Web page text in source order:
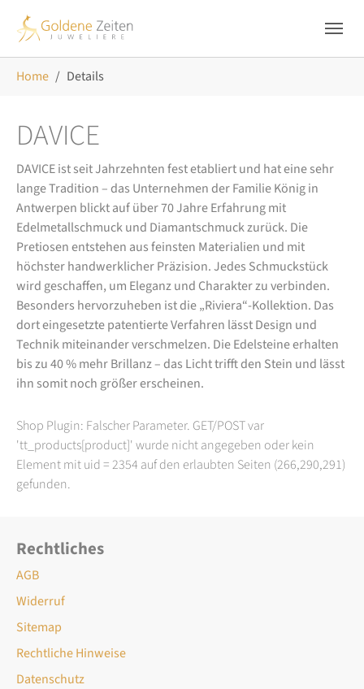
Home Details
DAVICE
DAVICE ist seit Jahrzehnten fest etabliert und hat eine sehr
lange Tradition – das Unternehmen der Familie König in
Antwerpen blickt auf über 70 Jahre Erfahrung mit
Edelmetallschmuck und Diamantschmuck zurück. Die
Pretiosen entstehen aus feinsten Materialien und mit
höchster handwerklicher Präzision. Jedes Schmuckstück
wird geschaffen, um Eleganz und Charakter zu verbinden.
Besonders hervorzuheben ist die „Riviera“-Kollektion. Das
dort eingesetzte patentierte Verfahren lässt Design und
Technik miteinander verschmelzen. Die Edelsteine erhalten
bis zu 40 % mehr Brillanz – das Licht trifft den Stein und lässt
ihn somit noch größer erscheinen.
Shop Plugin: Falscher Parameter. GET/POST var
'tt_products[product]' wurde nicht angegeben oder kein
Element mit uid = 2354 auf den erlaubten Seiten (266,290,291)
gefunden.
Rechtliches
AGB
Widerruf
Sitemap
Rechtliche Hinweise
Datenschutz